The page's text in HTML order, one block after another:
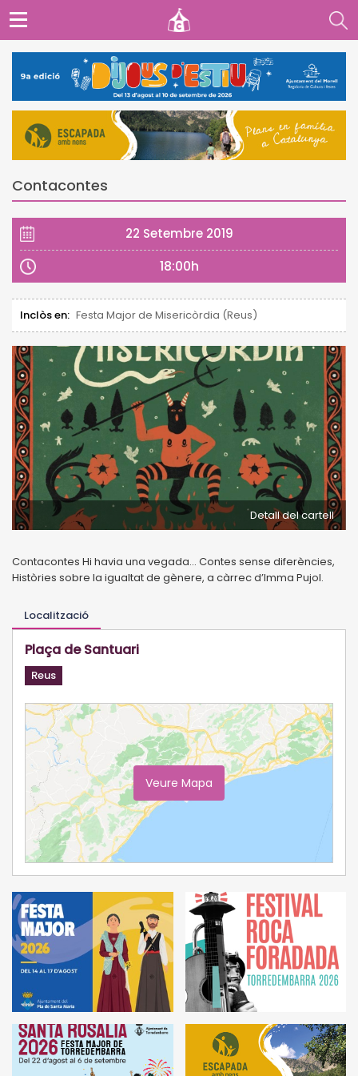
Contacontes
22 Setembre 2019
18:00h
Inclòs en: Festa Major de Misericòrdia (Reus)
Detall del cartell
Contacontes Hi havia una vegada... Contes sense diferències,
Històries sobre la igualtat de gènere, a càrrec d’Imma Pujol.
Localització
Plaça de Santuari
Reus
Veure Mapa